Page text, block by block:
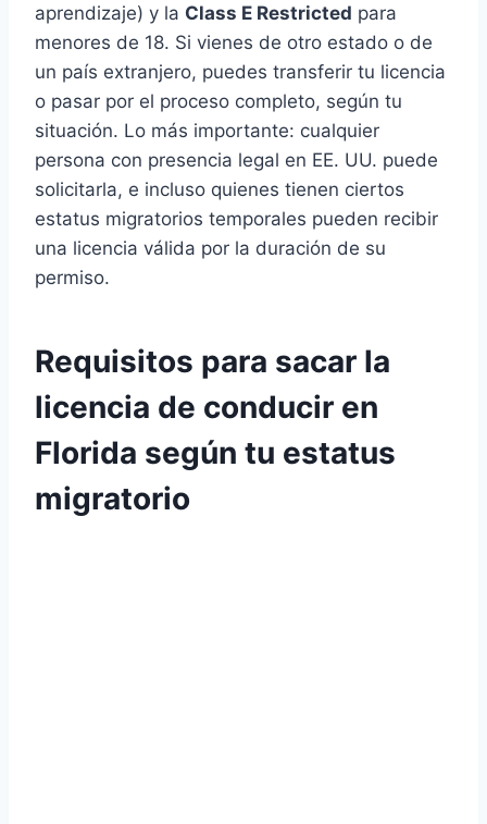
aprendizaje) y la Class E Restricted para
menores de 18. Si vienes de otro estado o de
un país extranjero, puedes transferir tu licencia
o pasar por el proceso completo, según tu
situación. Lo más importante: cualquier
persona con presencia legal en EE. UU. puede
solicitarla, e incluso quienes tienen ciertos
estatus migratorios temporales pueden recibir
una licencia válida por la duración de su
permiso.
Requisitos para sacar la
licencia de conducir en
Florida según tu estatus
migratorio